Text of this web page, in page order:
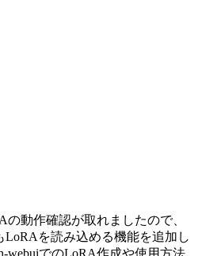
の動作確認が取れましたので、
を読み込める機能を追加し
webuiでのLoRA作成や使用方法